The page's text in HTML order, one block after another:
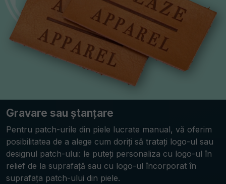
Gravare sau ștanțare
Pentru patch-urile din piele lucrate manual, vă oferim
posibilitatea de a alege cum doriți să tratați logo-ul sau
designul patch-ului: le puteți personaliza cu logo-ul în
relief de la suprafață sau cu logo-ul încorporat în
suprafața patch-ului din piele.